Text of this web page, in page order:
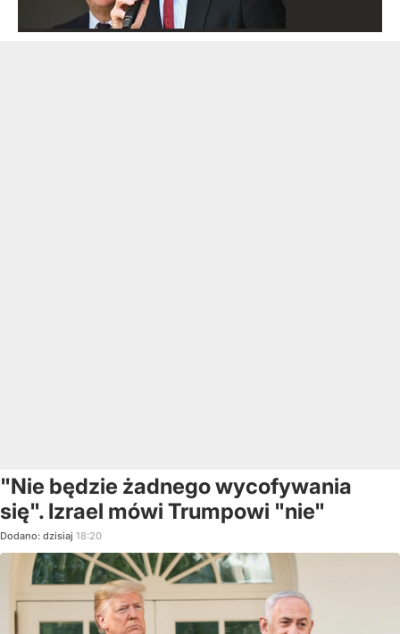
"Nie będzie żadnego wycofywania
się". Izrael mówi Trumpowi "nie"
Dodano: dzisiaj 18:20